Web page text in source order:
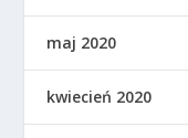
maj 2020
kwiecień 2020